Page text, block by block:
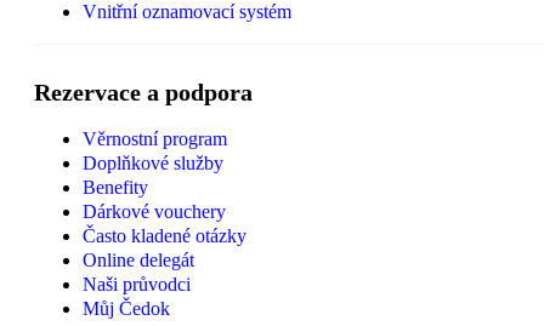
Vnitřní oznamovací systém
Rezervace a podpora
Věrnostní program
Doplňkové služby
Benefity
Dárkové vouchery
Často kladené otázky
Online delegát
Naši průvodci
Můj Čedok